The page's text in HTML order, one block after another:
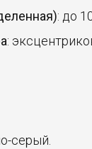
: до
:
серый.